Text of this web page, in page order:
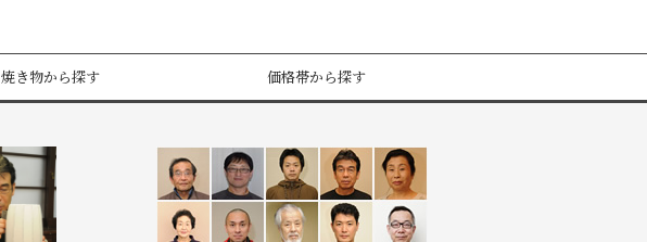
焼き物から探す 価格帯から探す